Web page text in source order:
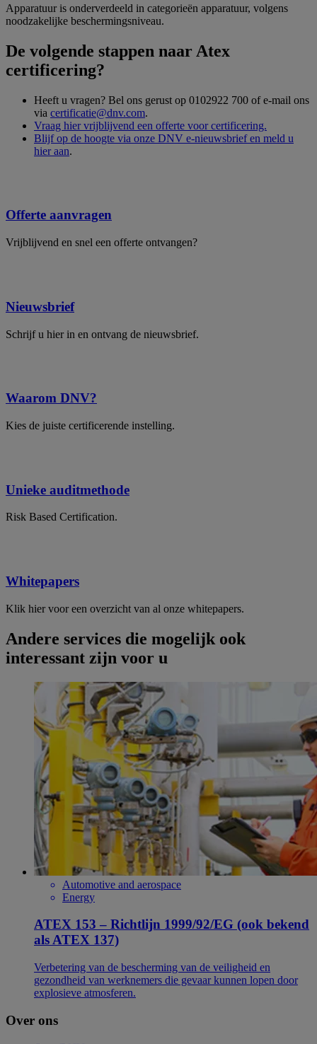
Apparatuur is onderverdeeld in categorieën apparatuur, volgens
noodzakelijke beschermingsniveau.
De volgende stappen naar Atex
certificering?
Heeft u vragen? Bel ons gerust op 0102922 700 of e-mail ons
via certificatie@dnv.com.
Vraag hier vrijblijvend een offerte voor certificering.
Blijf op de hoogte via onze DNV e-nieuwsbrief en meld u
hier aan.
Offerte aanvragen
Vrijblijvend en snel een offerte ontvangen?
Nieuwsbrief
Schrijf u hier in en ontvang de nieuwsbrief.
Waarom DNV?
Kies de juiste certificerende instelling.
Unieke auditmethode
Risk Based Certification.
Whitepapers
Klik hier voor een overzicht van al onze whitepapers.
Andere services die mogelijk ook
interessant zijn voor u
Automotive and aerospace
Energy
ATEX 153 – Richtlijn 1999/92/EG (ook bekend
als ATEX 137)
Verbetering van de bescherming van de veiligheid en
gezondheid van werknemers die gevaar kunnen lopen door
explosieve atmosferen.
Over ons